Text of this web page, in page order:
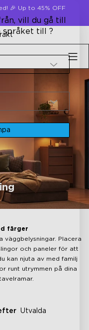
🎉 Up to 45% OFF
tillbaka-garanti
färger
väggbelysningar. Placera
och paneler för att
kan njuta av med familj
runt utrymmen på dina
Utvalda
vill du gå till
språket till ?